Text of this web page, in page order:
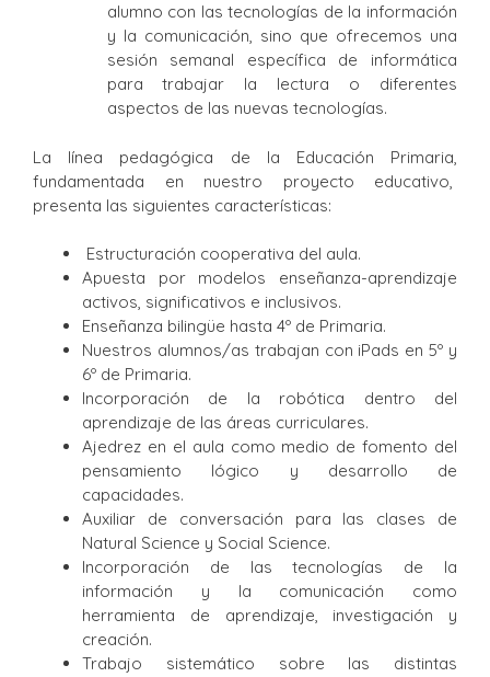
alumno con las tecnologías de la información
y la comunicación, sino que ofrecemos una
sesión semanal específica de informática
para trabajar la lectura o diferentes
aspectos de las nuevas tecnologías.
La línea pedagógica de la Educación Primaria,
fundamentada en nuestro proyecto educativo,
presenta las siguientes características:
Estructuración cooperativa del aula.
Apuesta por modelos enseñanza-aprendizaje
activos, significativos e inclusivos.
Enseñanza bilingüe hasta 4º de Primaria.
Nuestros alumnos/as trabajan con iPads en 5º y
6º de Primaria.
Incorporación de la robótica dentro del
aprendizaje de las áreas curriculares.
Ajedrez en el aula como medio de fomento del
pensamiento lógico y desarrollo de
capacidades.
Auxiliar de conversación para las clases de
Natural Science y Social Science.
Incorporación de las tecnologías de la
información y la comunicación como
herramienta de aprendizaje, investigación y
creación.
Trabajo sistemático sobre las distintas